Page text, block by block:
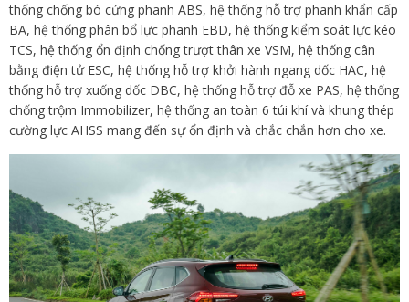
thống chống bó cứng phanh ABS, hệ thống hỗ trợ phanh khẩn cấp
BA, hệ thống phân bổ lực phanh EBD, hệ thống kiểm soát lực kéo
TCS, hệ thống ổn định chống trượt thân xe VSM, hệ thống cân
bằng điện tử ESC, hệ thống hỗ trợ khởi hành ngang dốc HAC, hệ
thống hỗ trợ xuống dốc DBC, hệ thống hỗ trợ đỗ xe PAS, hệ thống
chống trộm Immobilizer, hệ thống an toàn 6 túi khí và khung thép
cường lực AHSS mang đến sự ổn định và chắc chắn hơn cho xe.